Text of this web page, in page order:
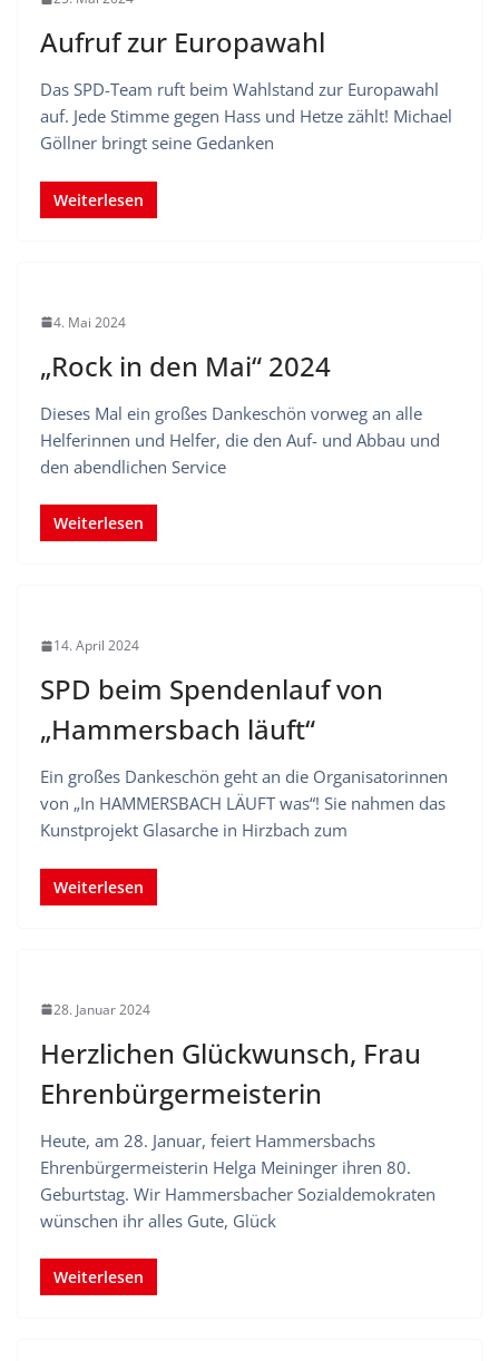
Aufruf zur Europawahl
Das SPD-Team ruft beim Wahlstand zur Europawahl
auf. Jede Stimme gegen Hass und Hetze zählt! Michael
Göllner bringt seine Gedanken
Weiterlesen
4. Mai 2024
„Rock in den Mai“ 2024
Dieses Mal ein großes Dankeschön vorweg an alle
Helferinnen und Helfer, die den Auf- und Abbau und
den abendlichen Service
Weiterlesen
14. April 2024
SPD beim Spendenlauf von
„Hammersbach läuft“
Ein großes Dankeschön geht an die Organisatorinnen
von „In HAMMERSBACH LÄUFT was“! Sie nahmen das
Kunstprojekt Glasarche in Hirzbach zum
Weiterlesen
28. Januar 2024
Herzlichen Glückwunsch, Frau
Ehrenbürgermeisterin
Heute, am 28. Januar, feiert Hammersbachs
Ehrenbürgermeisterin Helga Meininger ihren 80.
Geburtstag. Wir Hammersbacher Sozialdemokraten
wünschen ihr alles Gute, Glück
Weiterlesen